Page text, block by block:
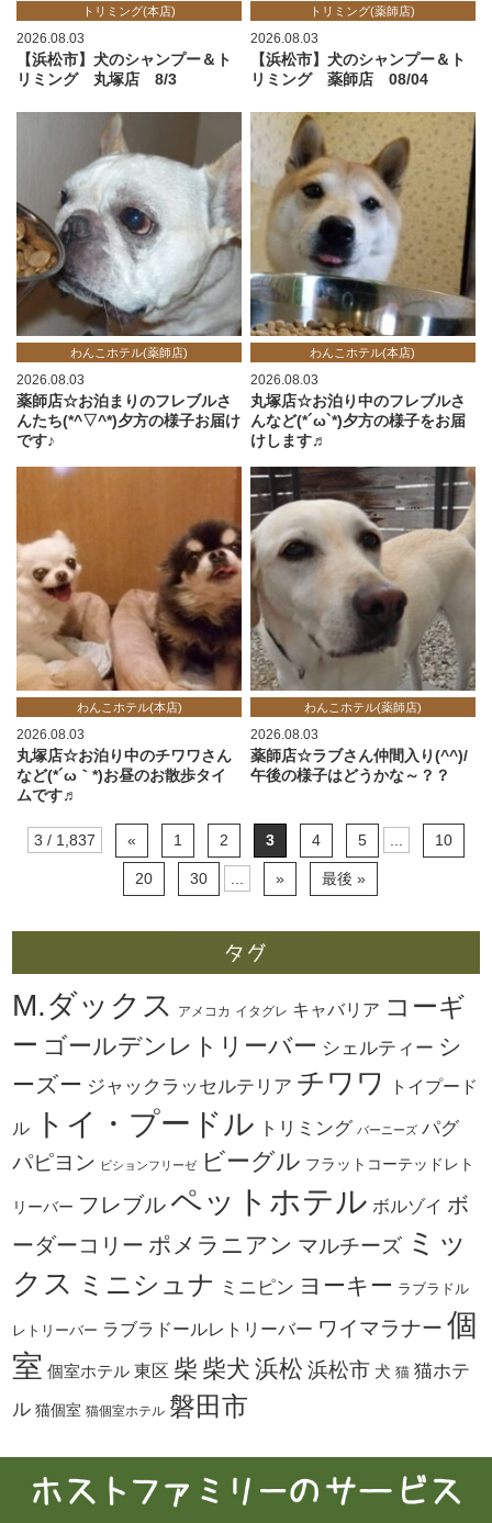
トリミング(本店)
2026.08.03
【浜松市】犬のシャンプー＆ト
リミング 丸塚店 8/3
トリミング(薬師店)
2026.08.03
【浜松市】犬のシャンプー＆ト
リミング 薬師店 08/04
わんこホテル(薬師店)
2026.08.03
薬師店☆お泊まりのフレブルさ
んたち(*^▽^*)夕方の様子お届け
です♪
わんこホテル(本店)
2026.08.03
丸塚店☆お泊り中のフレブルさ
んなど(*´ω`*)夕方の様子をお届
けします♬
わんこホテル(本店)
2026.08.03
丸塚店☆お泊り中のチワワさん
など(*´ω｀*)お昼のお散歩タイ
ムです♬
わんこホテル(薬師店)
2026.08.03
薬師店☆ラブさん仲間入り(^^)/
午後の様子はどうかな～？？
3 / 1,837 « 1 2 3 4 5 ... 10
20 30 ... » 最後 »
M.ダックス アメコカ イタグレ キャバリア コーギ
ー ゴールデンレトリーバー シェルティー シ
ーズー ジャックラッセルテリア チワワ トイプード
ル トイ・プードル トリミング バーニーズ パグ
パピヨン ビションフリーゼ ビーグル フラットコーテッドレト
リーバー フレブル ペットホテル ボルゾイ ボ
ーダーコリー ポメラニアン マルチーズ ミッ
クス ミニシュナ ミニピン ヨーキー ラブラドル
レトリーバー ラブラドールレトリーバー ワイマラナー 個
室 個室ホテル 東区 柴 柴犬 浜松 浜松市 犬 猫 猫ホテ
ル 猫個室 猫個室ホテル 磐田市